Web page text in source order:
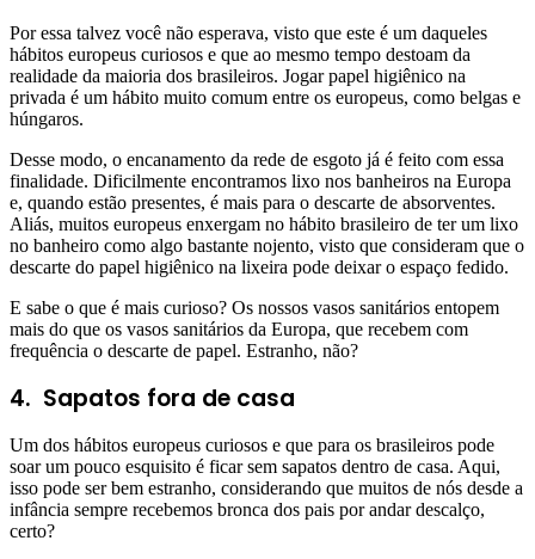
Por essa talvez você não esperava, visto que este é um daqueles
hábitos europeus curiosos e que ao mesmo tempo destoam da
realidade da maioria dos brasileiros. Jogar papel higiênico na
privada é um hábito muito comum entre os europeus, como belgas e
húngaros.
Desse modo, o encanamento da rede de esgoto já é feito com essa
finalidade. Dificilmente encontramos lixo nos banheiros na Europa
e, quando estão presentes, é mais para o descarte de absorventes.
Aliás, muitos europeus enxergam no hábito brasileiro de ter um lixo
no banheiro como algo bastante nojento, visto que consideram que o
descarte do papel higiênico na lixeira pode deixar o espaço fedido.
E sabe o que é mais curioso? Os nossos vasos sanitários entopem
mais do que os vasos sanitários da Europa, que recebem com
frequência o descarte de papel. Estranho, não?
4. Sapatos fora de casa
Um dos hábitos europeus curiosos e que para os brasileiros pode
soar um pouco esquisito é ficar sem sapatos dentro de casa. Aqui,
isso pode ser bem estranho, considerando que muitos de nós desde a
infância sempre recebemos bronca dos pais por andar descalço,
certo?